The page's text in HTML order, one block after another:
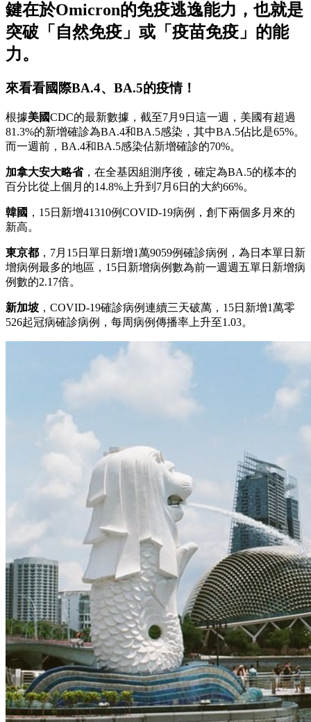
鍵在於Omicron的免疫逃逸能力，也就是
突破「自然免疫」或「疫苗免疫」的能
力。
來看看國際BA.4、BA.5的疫情！
根據美國CDC的最新數據，截至7月9日這一週，美國有超過
81.3%的新增確診為BA.4和BA.5感染，其中BA.5佔比是65%。
而一週前，BA.4和BA.5感染佔新增確診的70%。
加拿大安大略省，在全基因組測序後，確定為BA.5的樣本的
百分比從上個月的14.8%上升到7月6日的大約66%。
韓國 ，15日新增41310例COVID-19病例，創下兩個多月來的
新高。
東京都 ，7月15日單日新增1萬9059例確診病例，為日本單日新
增病例最多的地區，15日新增病例數為前一週週五單日新增病
例數的2.17倍。
新加坡 ，COVID-19確診病例連續三天破萬，15日新增1萬零
526起冠病確診病例，每周病例傳播率上升至1.03。